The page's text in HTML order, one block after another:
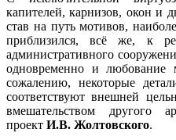
капителей, карнизов, окон и
став на путь мотивов,
приблизился, всё же, к
административного
одновременно и любование
сожалению, некоторые
соответствуют внешней
вмешательством другого
проект И.В. Жолтовского.